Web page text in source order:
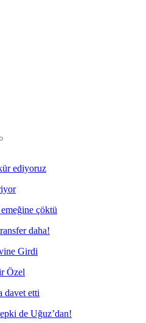
ediyoruz
çöktü
daha!
Girdi
Özel
davet etti
de Uğuz’dan!